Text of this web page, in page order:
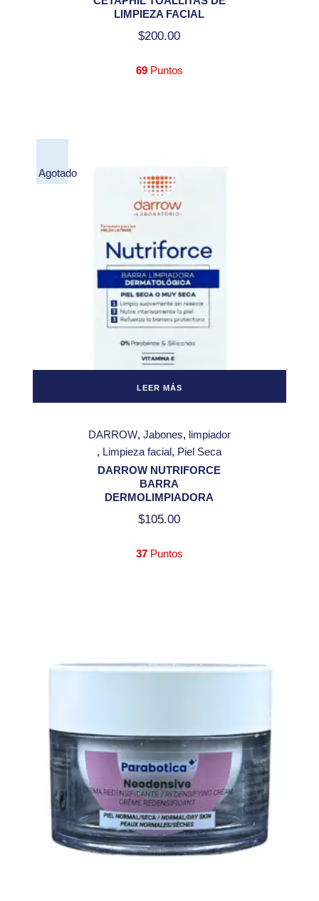
LIMPIEZA FACIAL
$200.00
69Puntos
Agotado
LEER MÁS
DARROW Jabones limpiador
Limpieza facial
Piel Seca
DARROW NUTRIFORCE
BARRA
DERMOLIMPIADORA
$105.00
37Puntos